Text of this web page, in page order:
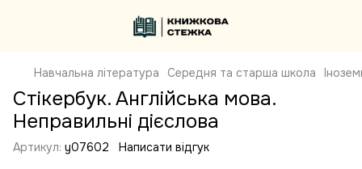
Навчальна література Середня та старша школа
Стікербук. Англійська мова.
Неправильні дієслова
Артикул: y07602 Написати відгук